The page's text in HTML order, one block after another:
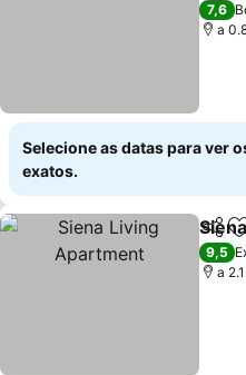
7,6
a
Selecione as datas para ver
exatos.
9,5
a